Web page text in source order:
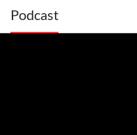
Podcast